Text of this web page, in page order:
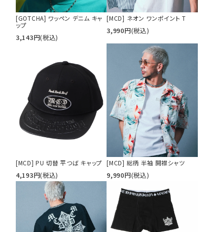
絞り込んで検索する
[GOTCHA] ワッペン デニム キャ
ップ
3,143円(税込)
[MCD] ネオン ワンポイント T
3,990円(税込)
[MCD] PU 切替 平つば キャップ
4,193円(税込)
[MCD] 総柄 半袖 開襟シャツ
9,990円(税込)